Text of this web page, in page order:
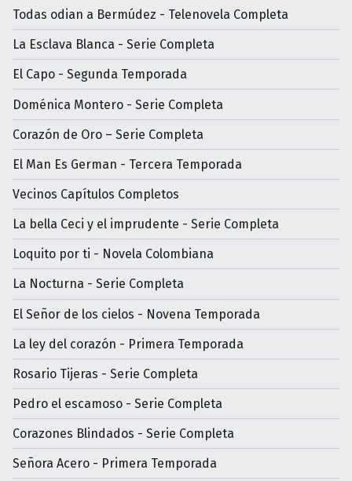
Todas odian a Bermúdez - Telenovela Completa
La Esclava Blanca - Serie Completa
El Capo - Segunda Temporada
Doménica Montero - Serie Completa
Corazón de Oro – Serie Completa
El Man Es German - Tercera Temporada
Vecinos Capítulos Completos
La bella Ceci y el imprudente - Serie Completa
Loquito por ti - Novela Colombiana
La Nocturna - Serie Completa
El Señor de los cielos - Novena Temporada
La ley del corazón - Primera Temporada
Rosario Tijeras - Serie Completa
Pedro el escamoso - Serie Completa
Corazones Blindados - Serie Completa
Señora Acero - Primera Temporada